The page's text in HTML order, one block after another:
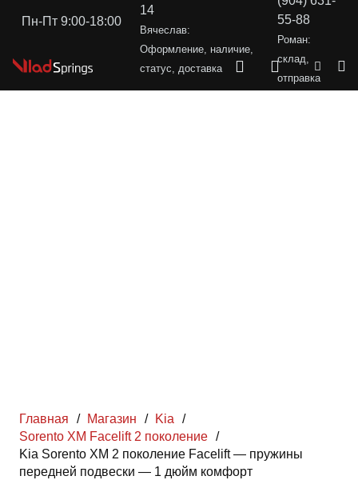
Пн-Пт 9:00-18:00
14
Вячеслав:
Оформление, наличие,
статус, доставка
55-88
Роман:
склад,
отправка
Главная / Магазин / Kia
/
Sorento XM Facelift 2 поколение /
Kia Sorento XM 2 поколение Facelift — пружины
передней подвески — 1 дюйм комфорт